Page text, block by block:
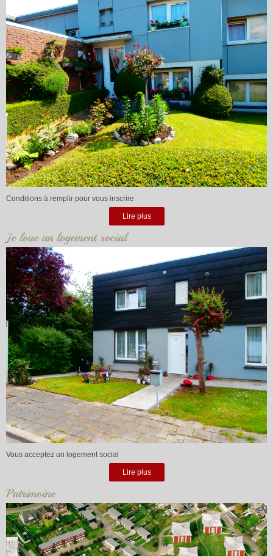
Conditions à remplir pour vous inscrire
Lire plus
Je loue un logement social
Vous acceptez un logement social
Lire plus
Patrimoine